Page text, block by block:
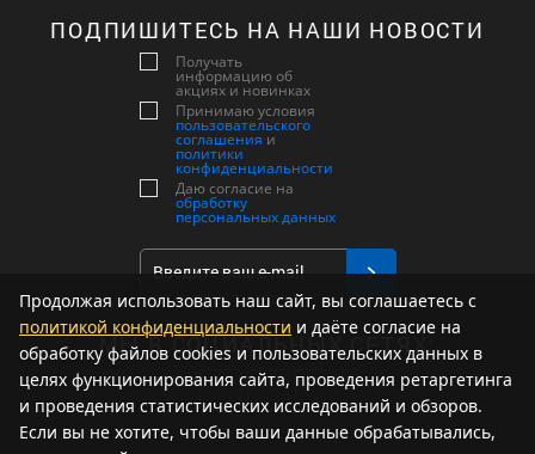
ПОДПИШИТЕСЬ НА НАШИ НОВОСТИ
Получать
информацию об
акциях и новинках
Принимаю условия
пользовательского
соглашения и
политики
конфиденциальности
Даю согласие на
обработку
персональных данных
МЫ В СОЦИАЛЬНЫХ СЕТЯХ:
Продолжая использовать наш сайт, вы соглашаетесь с
политикой конфиденциальности и даёте согласие на
обработку файлов cookies и пользовательских данных в
целях функционирования сайта, проведения ретаргетинга
и проведения статистических исследований и обзоров.
Если вы не хотите, чтобы ваши данные обрабатывались,